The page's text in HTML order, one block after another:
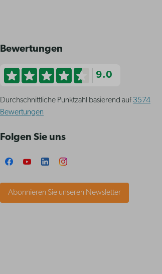
Bewertungen
9.0
Durchschnittliche Punktzahl basierend auf 3574
Bewertungen
Folgen Sie uns
Abonnieren Sie unseren Newsletter